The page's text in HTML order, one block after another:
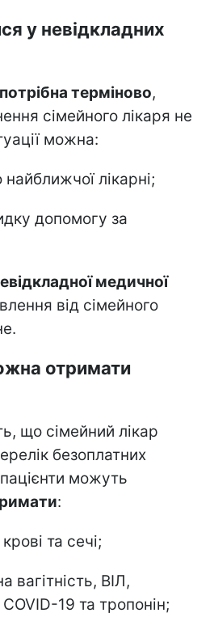
у невідкладних
терміново,
сімейного лікаря не
можна:
лікарні;
допомогу за
медичної
від сімейного
отримати
що сімейний лікар
безоплатних
можуть
:
та сечі;
вагітність, ВІЛ,
COVID-19 та тропонін;